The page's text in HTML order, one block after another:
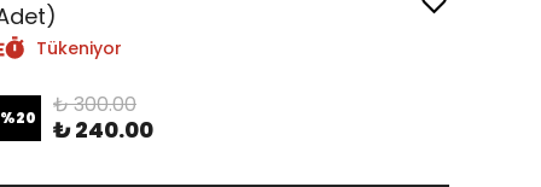
Tükeniyor
%20 ₺ 300.00
₺ 240.00